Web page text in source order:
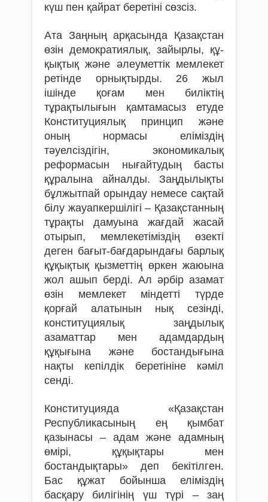
күш пен қайрат беретіні сөзсіз.
Ата Заңның арқасында Қазақстан
өзін демократиялық, зайырлы, құ­
қықтық және әлеуметтік мемлекет
ретінде орнықтырды. 26 жыл
ішінде қоғам мен биліктің
тұрақтылығын қамтамасыз етуде
Конституциялық принцип және
оның нормасы еліміздің
тәуелсіздігін, экономикалық
реформасын нығайтудың басты
құралына айналды. Заңдылықты
бұлжытпай орындау немесе сақтай
білу жауапкершілігі – Қазақстанның
тұрақты дамуына жағдай жасай
отырып, мемлекетіміздің өзекті
деген бағыт-бағдарындағы барлық
құқықтық қызметтің өркен жаюына
жол ашып берді. Ал әрбір азамат
өзін мемлекет міндетті түрде
қорғай алатынын нық сезінді,
конституциялық заңдылық
азаматтар мен адамдардың
құқығына және бостандығына
нақты ке­пілдік беретініне кәміл
сенді.
Конституцияда «Қазақстан
Республикасының ең қымбат
қазынасы – адам және адамның
өмірі, құқықтары мен
бостандықтары» деп бекітілген.
Бас құжат бойынша еліміздің
басқару билігінің үш түрі – заң